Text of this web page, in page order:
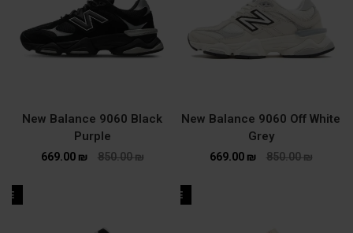
New Balance 9060 Off White
Grey
850.00₪
669.00 ₪
New Balance 9060 Black
Purple
850.00₪
669.00 ₪
SALE